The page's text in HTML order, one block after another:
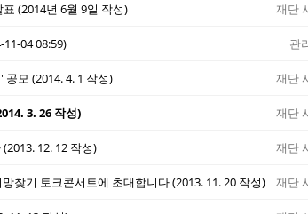
(2014년 6월 9일 작성) 재단
04 08:59) 관
모 (2014. 4. 1 작성) 재단
3. 26 작성) 재단
12. 12 작성) 재단
찾기 토크콘서트에 초대합니다 (2013. 11. 20 작성) 재단